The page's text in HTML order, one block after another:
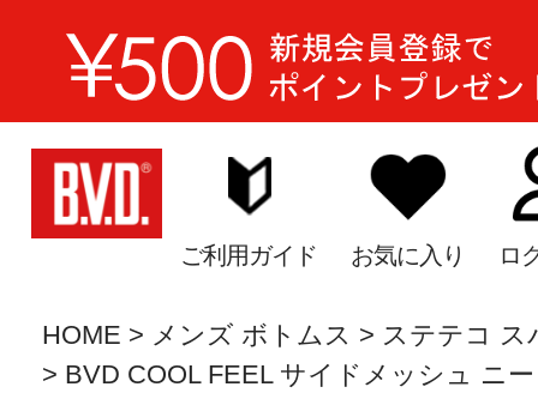
ご利用ガイド お気に入り ロ
HOME メンズ ボトムス
ステテコ ス
BVD COOL FEEL サイドメッシュ ニ